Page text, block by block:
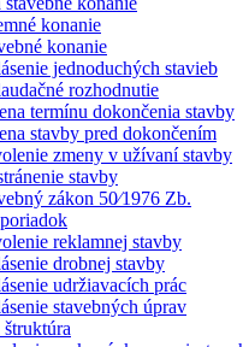
konanie
konanie
jednoduchých stavieb
rozhodnutie
termínu dokončenia stavby
stavby pred dokončením
zmeny v užívaní stavby
stavby
zákon 50⁄1976 Zb.
reklamnej stavby
drobnej stavby
udržiavacích prác
stavebných úprav